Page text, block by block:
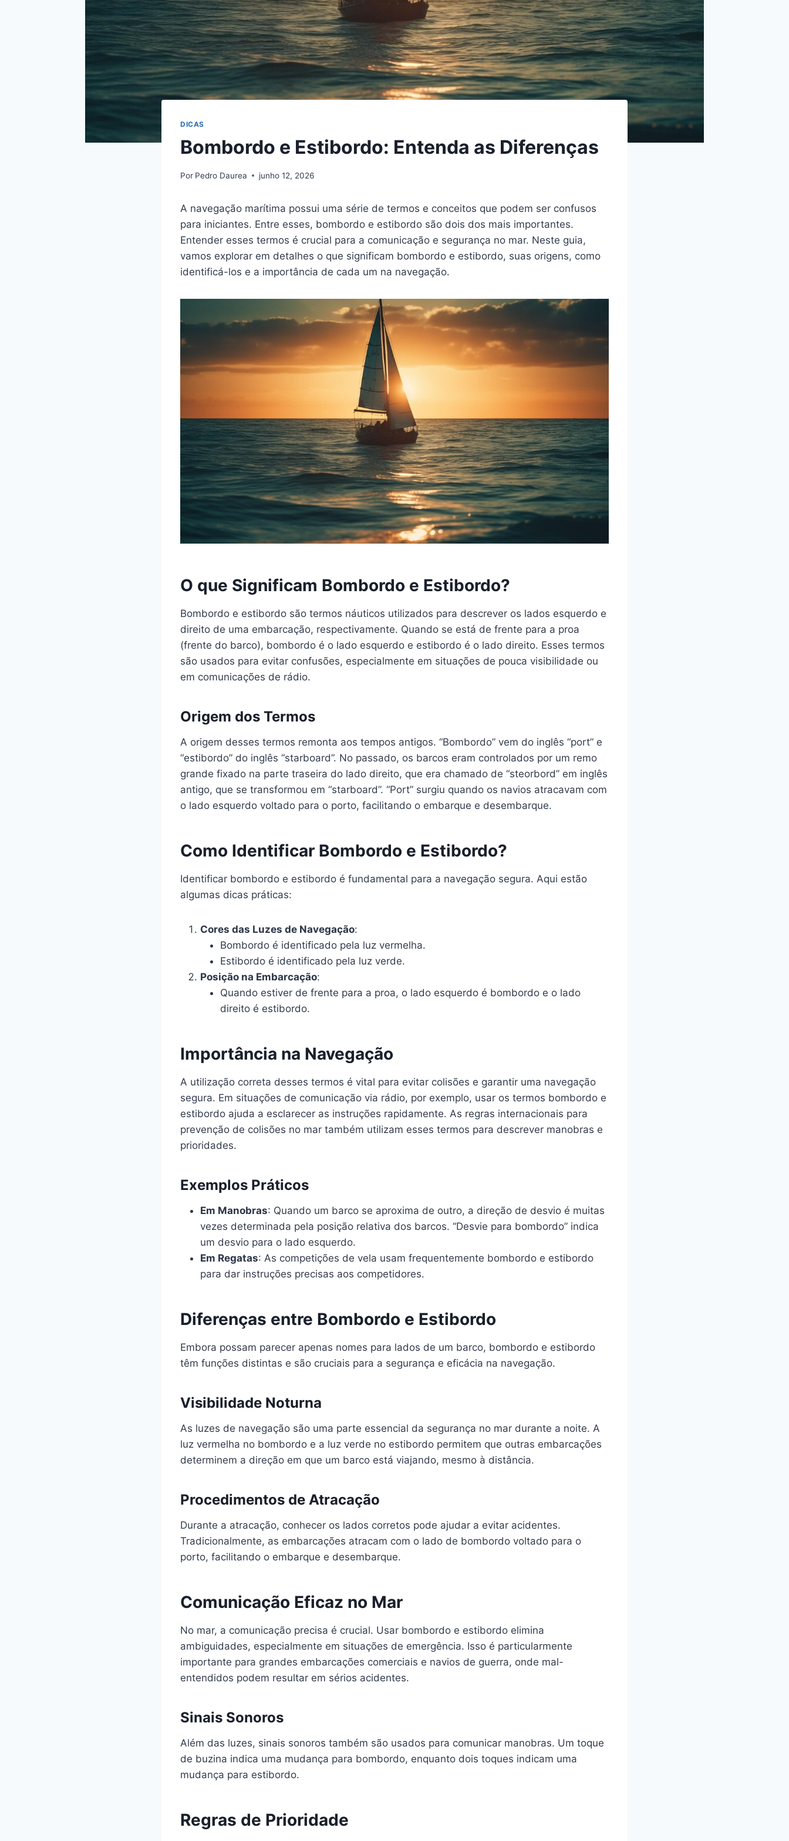
DICAS
Bombordo e Estibordo: Entenda as Diferenças
Por Pedro Daurea junho 12, 2026
A navegação marítima possui uma série de termos e conceitos que podem ser confusos
para iniciantes. Entre esses, bombordo e estibordo são dois dos mais importantes.
Entender esses termos é crucial para a comunicação e segurança no mar. Neste guia,
vamos explorar em detalhes o que significam bombordo e estibordo, suas origens, como
identificá-los e a importância de cada um na navegação.
O que Significam Bombordo e Estibordo?
Bombordo e estibordo são termos náuticos utilizados para descrever os lados esquerdo e
direito de uma embarcação, respectivamente. Quando se está de frente para a proa
(frente do barco), bombordo é o lado esquerdo e estibordo é o lado direito. Esses termos
são usados para evitar confusões, especialmente em situações de pouca visibilidade ou
em comunicações de rádio.
Origem dos Termos
A origem desses termos remonta aos tempos antigos. “Bombordo” vem do inglês “port” e
“estibordo” do inglês “starboard”. No passado, os barcos eram controlados por um remo
grande fixado na parte traseira do lado direito, que era chamado de “steorbord” em inglês
antigo, que se transformou em “starboard”. “Port” surgiu quando os navios atracavam com
o lado esquerdo voltado para o porto, facilitando o embarque e desembarque.
Como Identificar Bombordo e Estibordo?
Identificar bombordo e estibordo é fundamental para a navegação segura. Aqui estão
algumas dicas práticas:
Cores das Luzes de Navegação:
Bombordo é identificado pela luz vermelha.
Estibordo é identificado pela luz verde.
Posição na Embarcação:
Quando estiver de frente para a proa, o lado esquerdo é bombordo e o lado
direito é estibordo.
Importância na Navegação
A utilização correta desses termos é vital para evitar colisões e garantir uma navegação
segura. Em situações de comunicação via rádio, por exemplo, usar os termos bombordo e
estibordo ajuda a esclarecer as instruções rapidamente. As regras internacionais para
prevenção de colisões no mar também utilizam esses termos para descrever manobras e
prioridades.
Exemplos Práticos
Em Manobras: Quando um barco se aproxima de outro, a direção de desvio é muitas
vezes determinada pela posição relativa dos barcos. “Desvie para bombordo” indica
um desvio para o lado esquerdo.
Em Regatas: As competições de vela usam frequentemente bombordo e estibordo
para dar instruções precisas aos competidores.
Diferenças entre Bombordo e Estibordo
Embora possam parecer apenas nomes para lados de um barco, bombordo e estibordo
têm funções distintas e são cruciais para a segurança e eficácia na navegação.
Visibilidade Noturna
As luzes de navegação são uma parte essencial da segurança no mar durante a noite. A
luz vermelha no bombordo e a luz verde no estibordo permitem que outras embarcações
determinem a direção em que um barco está viajando, mesmo à distância.
Procedimentos de Atracação
Durante a atracação, conhecer os lados corretos pode ajudar a evitar acidentes.
Tradicionalmente, as embarcações atracam com o lado de bombordo voltado para o
porto, facilitando o embarque e desembarque.
Comunicação Eficaz no Mar
No mar, a comunicação precisa é crucial. Usar bombordo e estibordo elimina
ambiguidades, especialmente em situações de emergência. Isso é particularmente
importante para grandes embarcações comerciais e navios de guerra, onde mal-
entendidos podem resultar em sérios acidentes.
Sinais Sonoros
Além das luzes, sinais sonoros também são usados para comunicar manobras. Um toque
de buzina indica uma mudança para bombordo, enquanto dois toques indicam uma
mudança para estibordo.
Regras de Prioridade